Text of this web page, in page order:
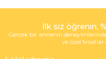
İlk siz öğrenin,
Gerçek bir annenin
ve özel fırsatlar